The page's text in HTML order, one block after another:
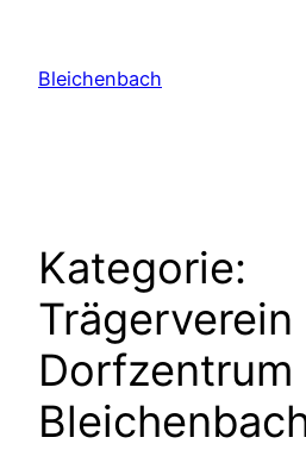
springen
Bleichenbach
Kategorie:
Trägerverein
Dorfzentrum